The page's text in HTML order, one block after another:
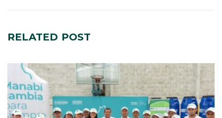
RELATED POST